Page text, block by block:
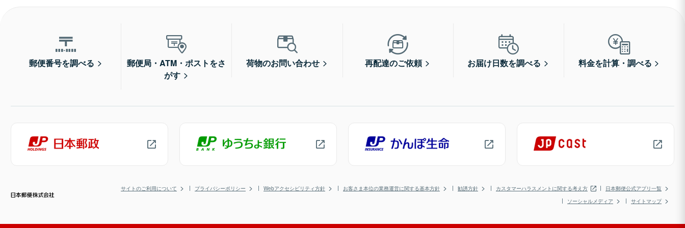
郵便番号を調べる
郵便局・ATM・ポストをさ
がす
荷物のお問い合わせ 再配達のご依頼 お届け日数を調べる 料金を計算・調べる
サイトのご利用について プライバシーポリシー Webアクセシビリティ方針 お客さま本位の業務運営に関する基本方針 勧誘方針 カスタマーハラスメントに関する考え方
日本郵便公式アプリ一覧
ソーシャルメディア
サイトマップ